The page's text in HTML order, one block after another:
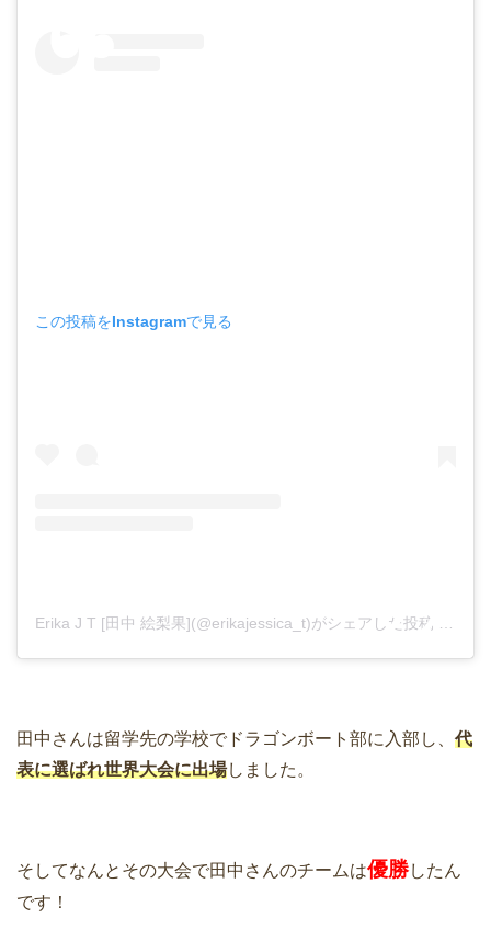
この投稿をInstagramで見る
Erika J T [田中 絵梨果](@erikajessica_t)がシェアした投稿
田中さんは留学先の学校でドラゴンボート部に入部し、 代
表に選ばれ世界大会に出場しました。
そしてなんとその大会で田中さんのチームは優勝したん
です！